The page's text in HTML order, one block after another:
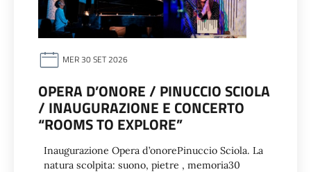
MER 30 SET 2026
OPERA D’ONORE / PINUCCIO SCIOLA
/ INAUGURAZIONE E CONCERTO
“ROOMS TO EXPLORE”
Inaugurazione Opera d’onorePinuccio Sciola. La
natura scolpita: suono, pietre , memoria30